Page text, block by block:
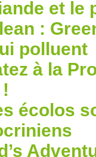
et le
:
polluent
à la
écolos